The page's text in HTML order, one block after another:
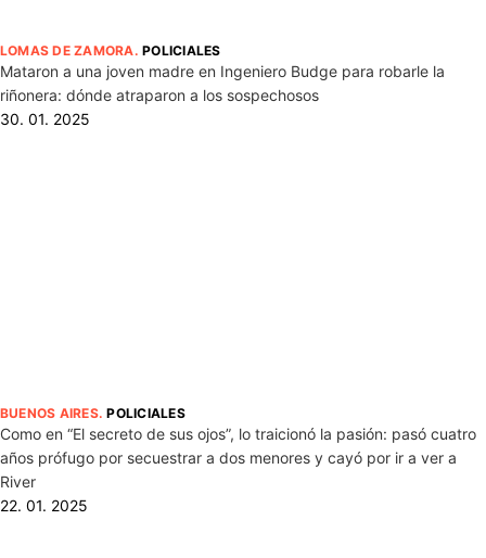
LOMAS DE ZAMORA.POLICIALES
Mataron a una joven madre en Ingeniero Budge para robarle la
riñonera: dónde atraparon a los sospechosos
30. 01. 2025
BUENOS AIRES.POLICIALES
Como en “El secreto de sus ojos”, lo traicionó la pasión: pasó cuatro
años prófugo por secuestrar a dos menores y cayó por ir a ver a
River
22. 01. 2025